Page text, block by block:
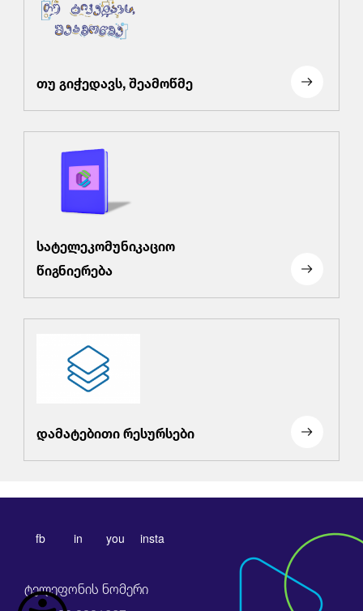
თუ გიჭედავს, შეამოწმე
სატელეკომუნიკაციო
წიგნიერება
დამატებითი რესურსები
ტელეფონის ნომერი
fb in you insta